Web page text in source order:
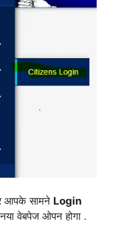
आपके सामने Login
वेबपेज ओपन होगा .